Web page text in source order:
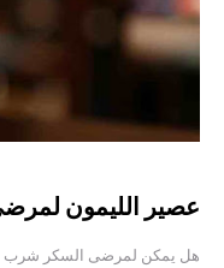
عصير الليمون
هل يمكن لمرضى السكر شرب